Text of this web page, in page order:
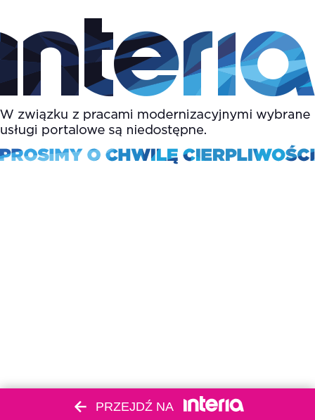
PRZEJDŹ NA